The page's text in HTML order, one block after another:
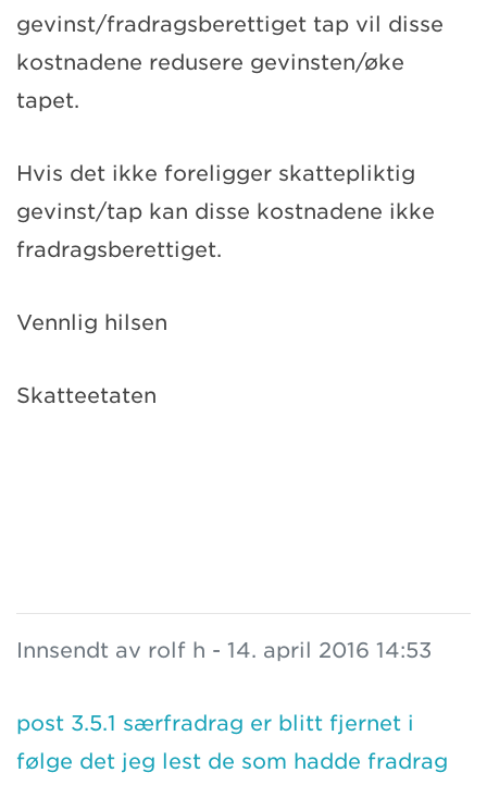
gevinst/fradragsberettiget tap vil disse
kostnadene redusere gevinsten/øke
tapet.
Hvis det ikke foreligger skattepliktig
gevinst/tap kan disse kostnadene ikke
fradragsberettiget.
Vennlig hilsen
Skatteetaten
Innsendt av rolf h - 14. april 2016 14:53
post 3.5.1 særfradrag er blitt fjernet i
følge det jeg lest de som hadde fradrag